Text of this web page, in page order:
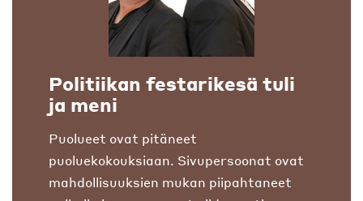
Politiikan festarikesä tuli
ja meni
Puolueet ovat pitäneet
puoluekokouksiaan. Sivupersoonat ovat
mahdollisuuksien mukan piipahtaneet